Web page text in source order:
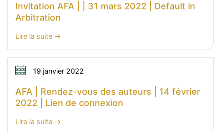
8
juin
2022
L’incidence
des
déontologiques
sur
procédures
Invitation AFA | | 31 mars 2022 | Default in
Arbitration
Lire la suite:
AFA
|
31
mars
2022
19 janvier 2022
AFA | Rendez-vous des auteurs | 14 février
2022 | Lien de connexion
Lire la suite: